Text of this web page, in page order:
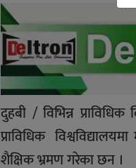
दुहबी / विभिन्न
प्राविधिक
शैक्षिक भ्रमण गरेका छन ।